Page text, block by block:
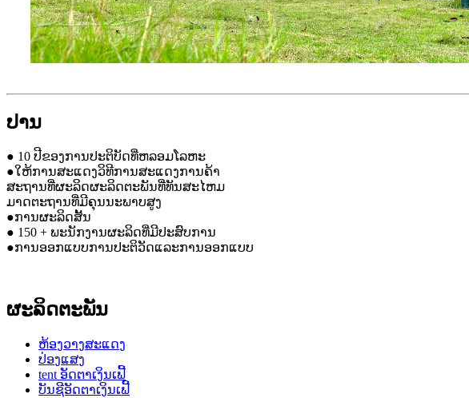
ປານ
● 10 ປີຂອງການປະຕິບັດທີ່ຫລອມໂລຫະ
●ໃຫ້ການສະແດງວິທີການສະແດງການຄ້າ
ສະຖານທີ່ຜະລິດຜະລິດຕະພັນທີ່ທັນສະໄຫມ
ມາດຕະຖານທີ່ມີຄຸນນະພາບສູງ
●ການຜະລິດສັ້ນ
● 150 + ພະນັກງານຜະລິດທີ່ມີປະສົບການ
●ການອອກແບບການປະຕິວັດແລະການອອກແບບ
ຜະລິດຕະພັນ
ຫ້ອງວາງສະແດງ
ປ່ອງແສງ
tent ອັດຕາເງິນເຟີ້
ບັນຊີອັດຕາເງິນເຟີ້